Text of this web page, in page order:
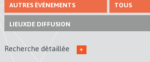
AUTRES ÉVÉNEMENTS TOUS
LIEUXDE DIFFUSION
Recherche détaillée +